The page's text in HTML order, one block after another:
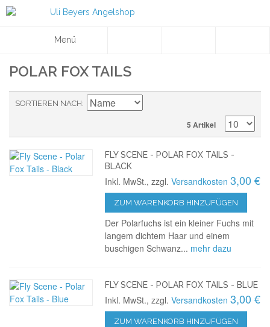
Menü
POLAR FOX TAILS
SORTIEREN NACH
5 Artikel
FLY SCENE - POLAR FOX TAILS -
BLACK
Inkl. MwSt., zzgl.Versandkosten 3,00 €
ZUM WARENKORB HINZUFÜGEN
Der Polarfuchs ist ein kleiner Fuchs mit
langem dichtem Haar und einem
buschigen Schwanz... mehr dazu
FLY SCENE - POLAR FOX TAILS - BLUE
Inkl. MwSt., zzgl.Versandkosten 3,00 €
ZUM WARENKORB HINZUFÜGEN